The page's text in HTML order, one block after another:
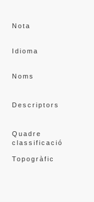
Nota
Idioma
Noms
Descriptors
Quadre
classificació
Topogràfic